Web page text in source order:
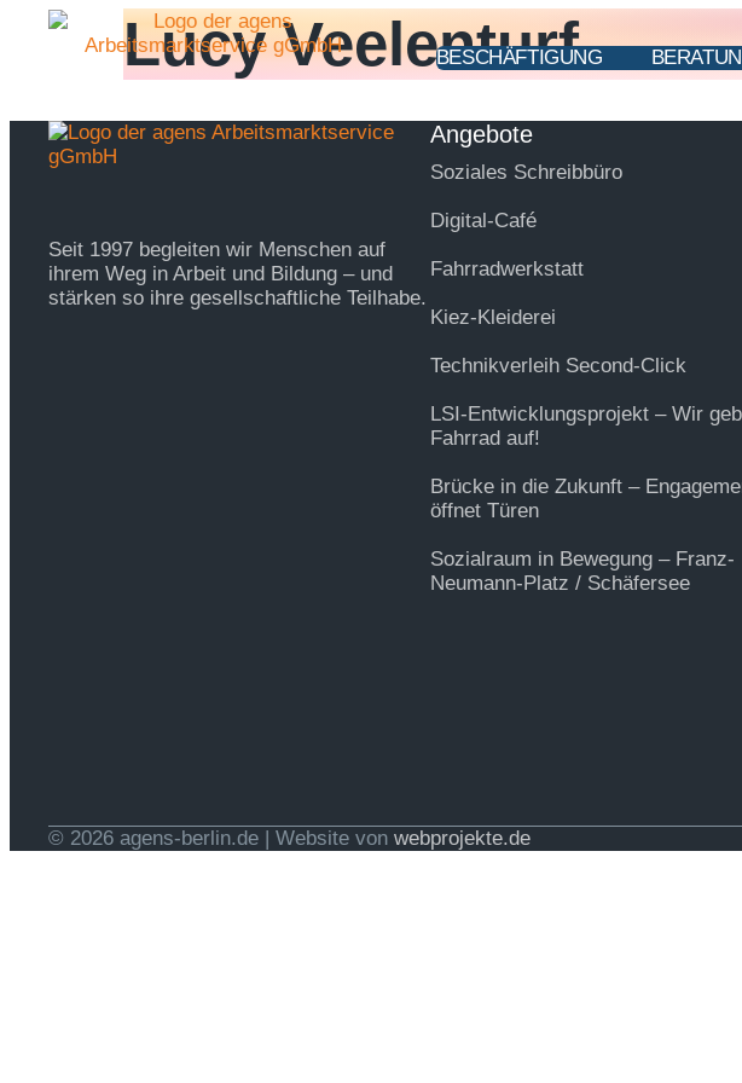
Inhalt
springen
BESCHÄFTIGUNG
Lucy Veelenturf
Seit 1997 begleiten wir Menschen auf
ihrem Weg in Arbeit und Bildung – und
stärken so ihre gesellschaftliche Teilhabe.
Angebote
Soziales Schreibbüro
Digital-Café
Fahrradwerkstatt
Kiez-Kleiderei
Technikverleih Second-Click
LSI-Entwicklungsprojekt – Wir
Fahrrad auf!
Brücke in die Zukunft –
öffnet Türen
Sozialraum in Bewegung – Franz-
Neumann-Platz / Schäfersee
© 2026 agens-berlin.de | Website von webprojekte.de